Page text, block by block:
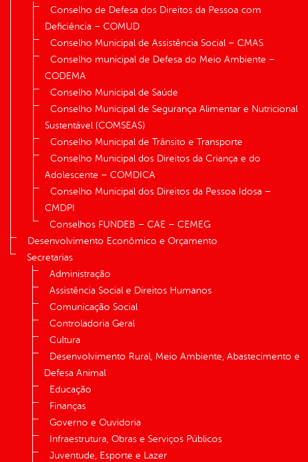
Conselho de Defesa dos Direitos da Pessoa com
Deficiência – COMUD
Conselho Municipal de Assistência Social – CMAS
Conselho municipal de Defesa do Meio Ambiente –
CODEMA
Conselho Municipal de Saúde
Conselho Municipal de Segurança Alimentar e Nutricional
Sustentável (COMSEAS)
Conselho Municipal de Trânsito e Transporte
Conselho Municipal dos Direitos da Criança e do
Adolescente – COMDICA
Conselho Municipal dos Direitos da Pessoa Idosa –
CMDPI
Conselhos FUNDEB – CAE – CEMEG
Desenvolvimento Econômico e Orçamento
Secretarias
Administração
Assistência Social e Direitos Humanos
Comunicação Social
Controladoria Geral
Cultura
Desenvolvimento Rural, Meio Ambiente, Abastecimento e
Defesa Animal
Educação
Finanças
Governo e Ouvidoria
Infraestrutura, Obras e Serviços Públicos
Juventude, Esporte e Lazer